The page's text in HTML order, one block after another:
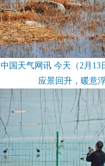
中国天气网讯 今天（2月13
应景回升，暖意